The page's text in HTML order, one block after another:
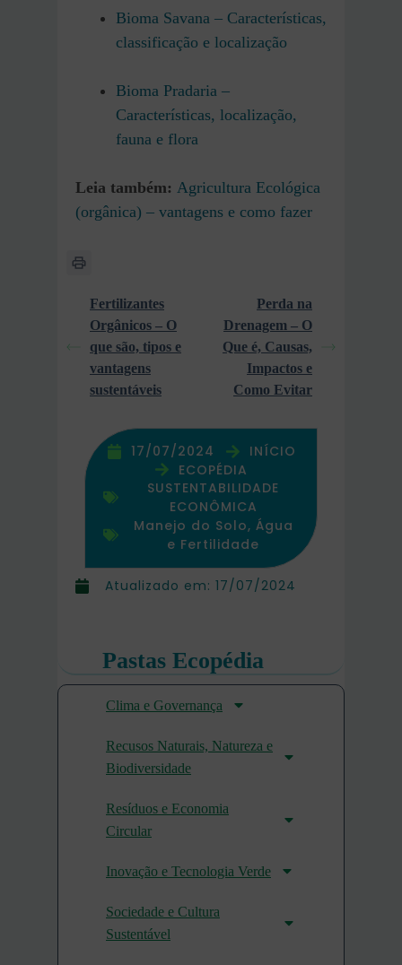
Atualizado em: 17/07/2024
Bioma Savana – Características,
classificação e localização
Bioma Pradaria –
Características, localização,
fauna e flora
Leia também: Agricultura Ecológica
(orgânica) – vantagens e como fazer
Fertilizantes
Orgânicos – O
que são, tipos e
vantagens
sustentáveis
Perda na
Drenagem – O
Que é, Causas,
Impactos e
Como Evitar
17/07/2024
INÍCIO
ECOPÉDIA
SUSTENTABILIDADE
ECONÔMICA
Manejo do Solo, Água
e Fertilidade
Pastas Ecopédia
Clima e Governança
Recusos Naturais, Natureza e
Biodiversidade
Resíduos e Economia
Circular
Inovação e Tecnologia Verde
Sociedade e Cultura
Sustentável